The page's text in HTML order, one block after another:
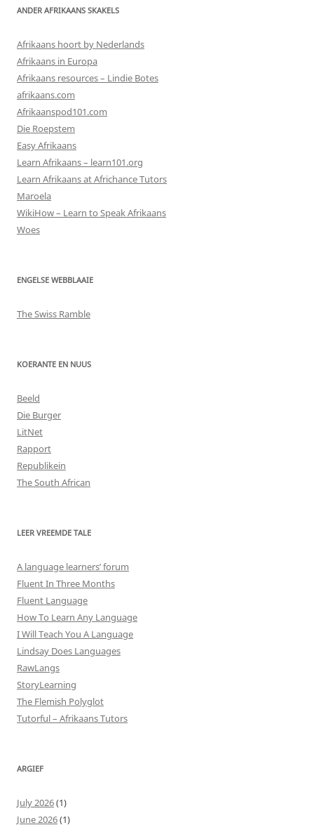
ANDER AFRIKAANS SKAKELS
Afrikaans hoort by Nederlands
Afrikaans in Europa
Afrikaans resources – Lindie Botes
afrikaans.com
Afrikaanspod101.com
Die Roepstem
Easy Afrikaans
Learn Afrikaans – learn101.org
Learn Afrikaans at Africhance Tutors
Maroela
WikiHow – Learn to Speak Afrikaans
Woes
ENGELSE WEBBLAAIE
The Swiss Ramble
KOERANTE EN NUUS
Beeld
Die Burger
LitNet
Rapport
Republikein
The South African
LEER VREEMDE TALE
A language learners’ forum
Fluent In Three Months
Fluent Language
How To Learn Any Language
I Will Teach You A Language
Lindsay Does Languages
RawLangs
StoryLearning
The Flemish Polyglot
Tutorful – Afrikaans Tutors
ARGIEF
July 2026(1)
June 2026(1)